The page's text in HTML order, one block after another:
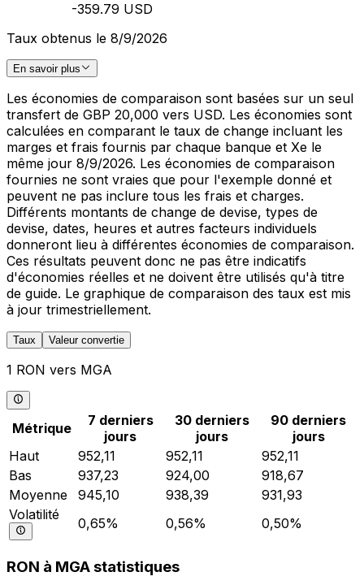
-359.79 USD
Taux obtenus le 8/9/2026
En savoir plus
Les économies de comparaison sont basées sur un seul
transfert de GBP 20,000 vers USD. Les économies sont
calculées en comparant le taux de change incluant les
marges et frais fournis par chaque banque et Xe le
même jour 8/9/2026. Les économies de comparaison
fournies ne sont vraies que pour l'exemple donné et
peuvent ne pas inclure tous les frais et charges.
Différents montants de change de devise, types de
devise, dates, heures et autres facteurs individuels
donneront lieu à différentes économies de comparaison.
Ces résultats peuvent donc ne pas être indicatifs
d'économies réelles et ne doivent être utilisés qu'à titre
de guide. Le graphique de comparaison des taux est mis
à jour trimestriellement.
Taux Valeur convertie
1 RON vers MGA
Métrique
7 derniers
jours
30 derniers
jours
90 derniers
jours
Haut
952,11 952,11
952,11
Bas
937,23 924,00
918,67
Moyenne
945,10 938,39
931,93
Volatilité
0,65% 0,56% 0,50%
RON à MGA statistiques